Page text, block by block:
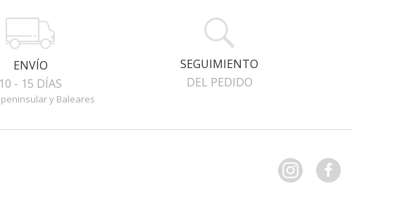
ENVÍO
10 - 15 DÍAS
y Baleares
SEGUIMIENTO
DEL PEDIDO